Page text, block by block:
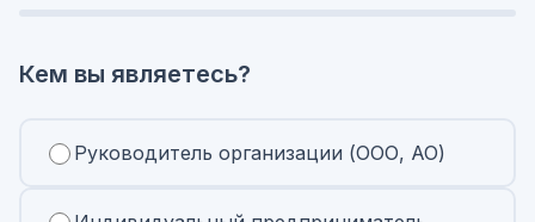
Кем вы являетесь?
Руководитель организации (ООО, АО)